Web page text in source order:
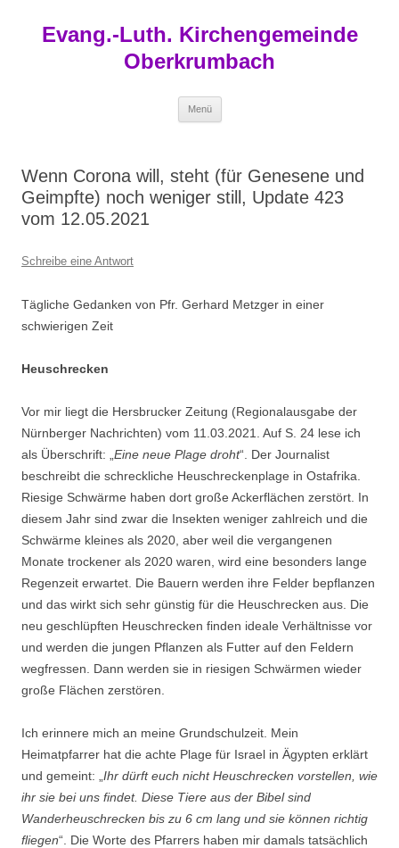
springen
Evang.-Luth. Kirchengemeinde
Oberkrumbach
Menü
Wenn Corona will, steht (für Genesene und
Geimpfte) noch weniger still, Update 423
vom 12.05.2021
Schreibe eine Antwort
Tägliche Gedanken von Pfr. Gerhard Metzger in einer
schwierigen Zeit
Heuschrecken
Vor mir liegt die Hersbrucker Zeitung (Regionalausgabe der
Nürnberger Nachrichten) vom 11.03.2021. Auf S. 24 lese ich
als Überschrift: „ Eine neue Plage droht“. Der Journalist
beschreibt die schreckliche Heuschreckenplage in Ostafrika.
Riesige Schwärme haben dort große Ackerflächen zerstört. In
diesem Jahr sind zwar die Insekten weniger zahlreich und die
Schwärme kleines als 2020, aber weil die vergangenen
Monate trockener als 2020 waren, wird eine besonders lange
Regenzeit erwartet. Die Bauern werden ihre Felder bepflanzen
und das wirkt sich sehr günstig für die Heuschrecken aus. Die
neu geschlüpften Heuschrecken finden ideale Verhältnisse vor
und werden die jungen Pflanzen als Futter auf den Feldern
wegfressen. Dann werden sie in riesigen Schwärmen wieder
große Flächen zerstören.
Ich erinnere mich an meine Grundschulzeit. Mein
Heimatpfarrer hat die achte Plage für Israel in Ägypten erklärt
und gemeint: „ Ihr dürft euch nicht Heuschrecken vorstellen, wie
ihr sie bei uns findet. Diese Tiere aus der Bibel sind
Wanderheuschrecken bis zu 6 cm lang und sie können richtig
fliegen“. Die Worte des Pfarrers haben mir damals tatsächlich